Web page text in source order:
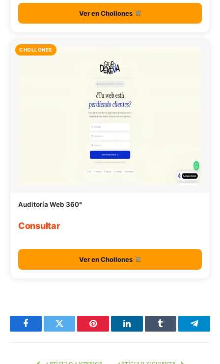
Ver en Chollones
CHOLLONES
Auditoría Web 360°
Consultar
Ver en Chollones
FacebookTwitter Pinterest LinkedInTumblr